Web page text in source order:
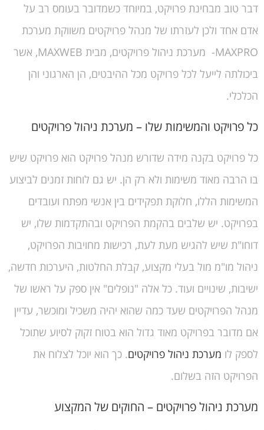
דבר טוב מבחינת פרויקט, במיוחד כשמדובר בעומס רב על
אדם אחד ולכן לעזרתו של מנהל פרויקטים משווקת מערכת
MAXPRO- מערכת ניהול פרויקטים, מבית MAXWEB, אשר
ביכולתה לייעל לכל פרויקט מכל ההיבטים, הן הארגוני והן
הכלכלי.
כל פרויקט והמשימות שלו – מערכת ניהול פרויקטים
כל פרויקט בקנה מידה שדורש מנהל פרויקט הוא פרויקט שיש
בו הרבה מאוד משימות ולא רק הן. יש גם לוחות זמנים לביצוע
המשימות הללו, חלוקת תפקידים בין אנשי מפתח ועובדים
בפרויקט. יש שלבים בהקמת הפרויקט ובהתקדמות שלו, יש
דוחו"ת שיש להגיש מעת לעת, רכישות מחויבות הפרויקט,
ניהול מו"מ מול בעלי מקצוע, קבלת החלטות, היערכות חדשה,
ישיבות, שינויים ועוד. כל אלה "נופלים" אין ספק על ראשו של
מנהל הפרויקטים שעד כמה שהוא יהיה משכיל ומוכשר, עדיין
אם מדובר בפרויקט מאוד גדול הוא בטוח זקוק לסיוע שתוכל
לספק לו מערכת ניהול פרויקטים. כך הוא יוכל לצלוח את
הפרויקט הזה בשלום.
מערכת ניהול פרויקטים – החוקים של המקצוע